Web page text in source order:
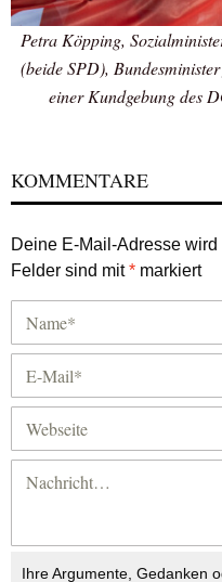
Petra Köpping,
(beide SPD),
einer Kundgebung des
KOMMENTARE
Deine E-Mail-Adresse
Felder sind mit* markiert
Ihre Argumente, Gedanken